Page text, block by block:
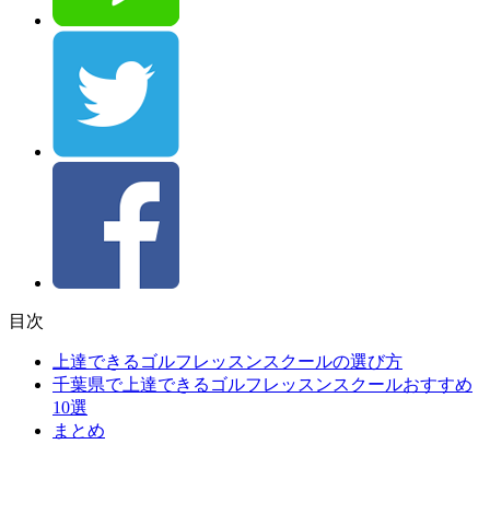
目次
上達できるゴルフレッスンスクールの選び方
千葉県で上達できるゴルフレッスンスクールおすすめ
10選
まとめ